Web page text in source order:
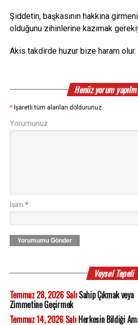
Şiddetin, başkasının hakkına
olduğunu zihinlerine kazımak
Akis takdirde huzur bize haram olur.
Henüz yorum
* İşaretli tüm alanları doldurunuz.
Yorumunuz
İsim *
Yorumumu Gönder
Veysel Tepeli
Temmuz 28, 2026 SalıSahip Çıkmak veya
Zimmetine Geçirmek
Temmuz 14, 2026 SalıHerkesin Bildiği